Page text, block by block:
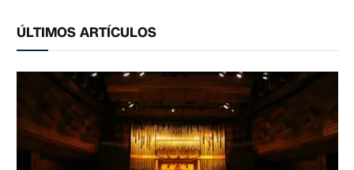
ÚLTIMOS ARTÍCULOS